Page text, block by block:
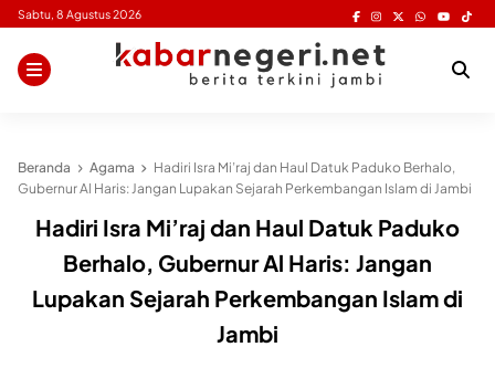
Skip
content
Sabtu, 8 Agustus 2026
Beranda Agama
Hadiri Isra Mi’raj dan Haul Datuk Paduko Berhalo,
Gubernur Al Haris: Jangan Lupakan Sejarah Perkembangan Islam di Jambi
Hadiri Isra Mi’raj dan Haul Datuk Paduko
Berhalo, Gubernur Al Haris: Jangan
Lupakan Sejarah Perkembangan Islam di
Jambi